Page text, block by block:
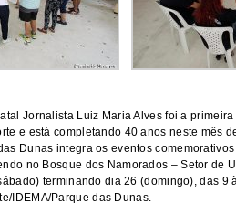
Jornalista Luiz Maria Alves foi a
e está completando 40 anos neste mês
Dunas integra os eventos
no Bosque dos Namorados – Setor de
terminando dia 26 (domingo), das 9
IDEMA/Parque das Dunas.